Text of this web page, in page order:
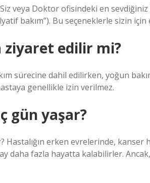
veya Doktor ofisindeki en
bakım”). Bu seçeneklerle sizin
ziyaret edilir mi?
sürecine dahil edilirken, yoğun
genellikle izin verilmez.
gün yaşar?
Hastalığın erken evrelerinde, kanser
daha fazla hayatta kalabilirler.